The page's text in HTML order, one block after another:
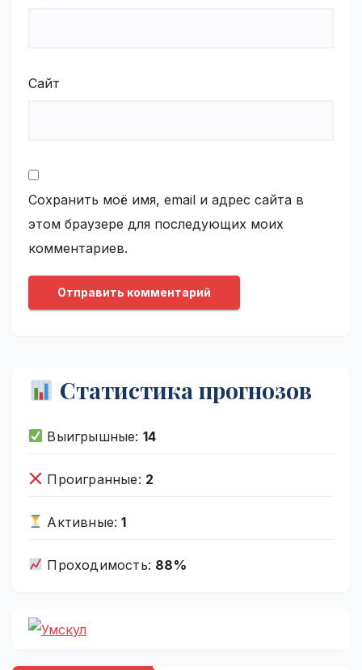
Сайт
Сохранить моё имя, email и адрес сайта в
этом браузере для последующих моих
комментариев.
Статистика прогнозов
Выигрышные: 14
Проигранные: 2
Активные:1
Проходимость: 88%